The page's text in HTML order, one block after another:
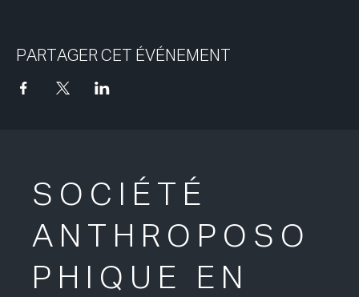
PARTAGER CET ÉVÉNEMENT
SOCIÉTÉ
ANTHROPOSO
PHIQUE EN